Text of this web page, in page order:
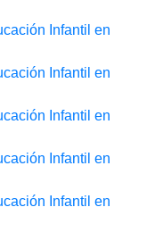
Infantil en
Infantil en
Infantil en
Infantil en
Infantil en